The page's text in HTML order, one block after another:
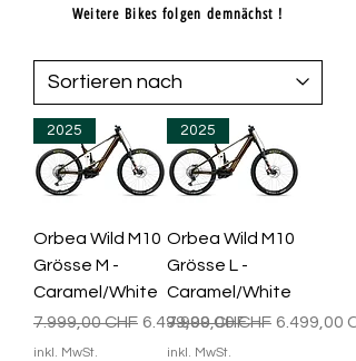
Weitere Bikes folgen demnächst !
2025
Orbea Wild M10
Grösse M -
Caramel/White
Standardpreis
7.999,00 CHF Sale-Preis
6.499,00 CHF
inkl. MwSt.
2025
Orbea Wild M10
Grösse L -
Caramel/White
Standardpreis
7.999,00 CHF Sale-Preis
6.499,00
inkl. MwSt.